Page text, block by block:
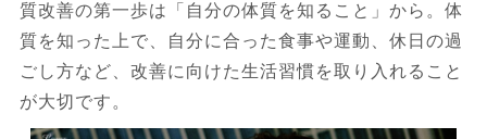
質改善の第一歩は「自分の体質を知ること」から。体
質を知った上で、自分に合った食事や運動、休日の過
ごし方など、改善に向けた生活習慣を取り入れること
が大切です。